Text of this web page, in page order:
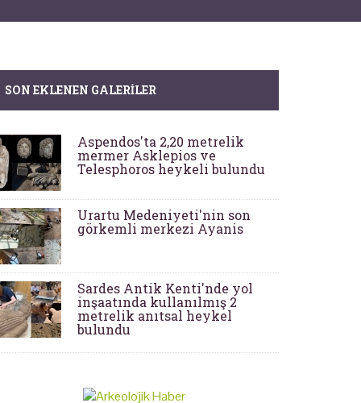
SON EKLENEN GALERILER
Aspendos'ta 2,20 metrelik
mermer Asklepios ve
Telesphoros heykeli bulundu
Urartu Medeniyeti'nin son
görkemli merkezi Ayanis
Sardes Antik Kenti'nde yol
inşaatında kullanılmış 2
metrelik anıtsal heykel
bulundu